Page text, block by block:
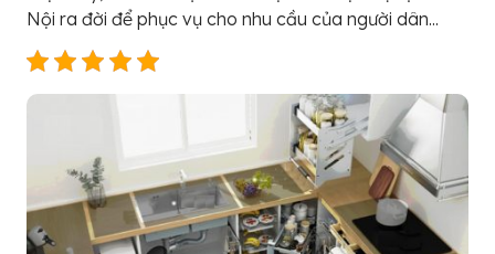
Nội ra đời để phục vụ cho nhu cầu của người dân...